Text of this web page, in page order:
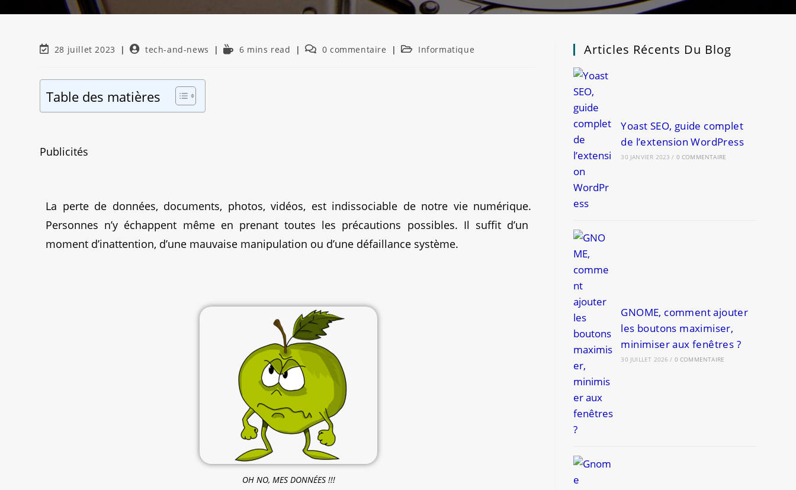
28 juillet 2023 tech-and-news 6 mins read 0 commentaire Informatique
Table des matières
Publicités
La perte de données, documents, photos, vidéos, est indissociable de notre vie numérique.
Personnes n’y échappent même en prenant toutes les précautions possibles. Il suffit d’un
moment d’inattention, d’une mauvaise manipulation ou d’une défaillance système.
OH NO, MES DONNÉES !!!
Articles Récents Du Blog
Yoast SEO, guide complet
de l’extension WordPress
30 JANVIER 2023 / 0 COMMENTAIRE
GNOME, comment ajouter
les boutons maximiser,
minimiser aux fenêtres ?
30 JUILLET 2026 / 0 COMMENTAIRE